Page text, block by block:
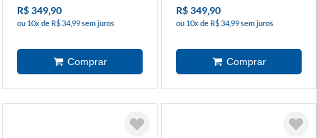
R$ 349,90
ou 10x de R$ 34,99 sem juros
R$ 349,90
ou 10x de R$ 34,99 sem juros